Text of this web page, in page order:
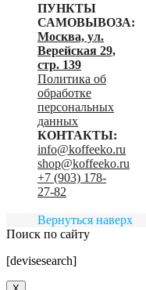
ПУНКТЫ
САМОВЫВОЗА:
Москва, ул.
Верейская 29,
стр. 139
Политика об
обработке
персональных
данных
КОНТАКТЫ:
info@koffeeko.ru
shop@koffeeko.ru
‬+7 (903) 178-
27-82
Вернуться наверх
Поиск по сайту
[devisesearch]